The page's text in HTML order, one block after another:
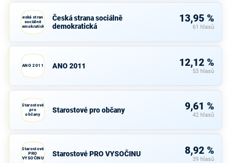
Česká strana
sociálně
demokratická
Česká strana sociálně
demokratická
13,95 %
61 hlasů
ANO 2011 ANO 2011 12,12 %
53 hlasů
Starostové
pro
občany
Starostové pro občany 9,61 %
42 hlasů
Starostové
PRO
VYSOČINU
Starostové PRO VYSOČINU 8,92 %
39 hlasů